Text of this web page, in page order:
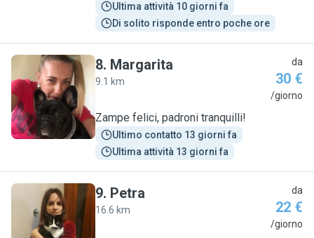
Ultima attività 10 giorni fa
Di solito risponde entro poche ore
M
8. Margarita
9.1 km
da
30 €
/giorno
Zampe felici, padroni tranquilli!
Ultimo contatto 13 giorni fa
Ultima attività 13 giorni fa
P
9. Petra
16.6 km
da
22 €
/giorno